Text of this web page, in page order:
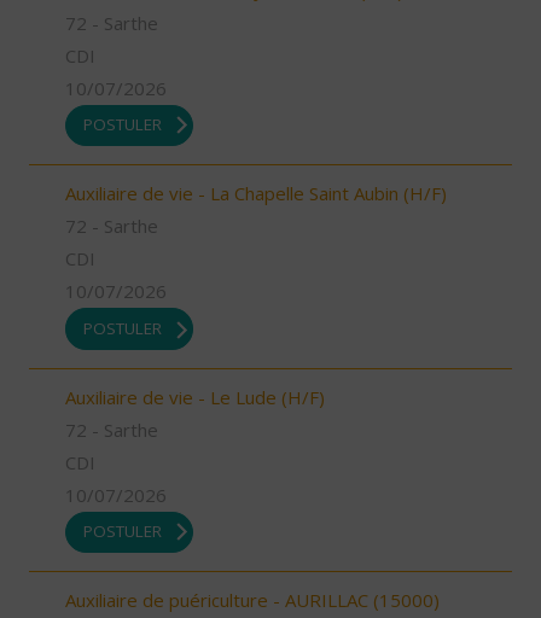
72 - Sarthe
CDI
10/07/2026
POSTULER
Auxiliaire de vie - La Chapelle Saint Aubin (H/F)
72 - Sarthe
CDI
10/07/2026
POSTULER
Auxiliaire de vie - Le Lude (H/F)
72 - Sarthe
CDI
10/07/2026
POSTULER
Auxiliaire de puériculture - AURILLAC (15000)